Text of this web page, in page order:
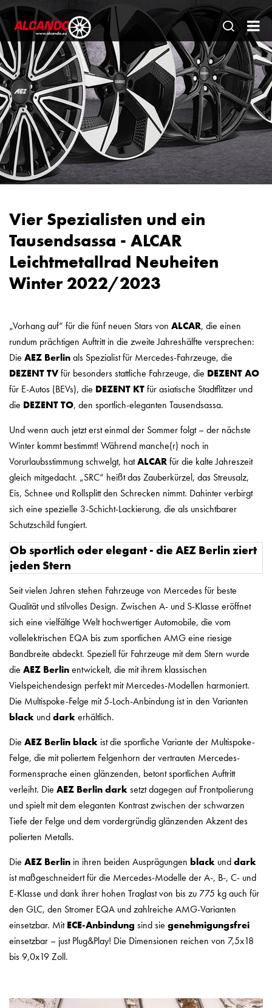
öffnen
|
Ein
für
Vier Spezialisten und ein
Tausendsassa - ALCAR
Leichtmetallrad Neuheiten
Winter 2022/2023
„Vorhang auf“ für die fünf neuen Stars von ALCAR, die einen
rundum prächtigen Auftritt in die zweite Jahreshälfte versprechen:
Die AEZ Berlinals Spezialist für Mercedes-Fahrzeuge, die
DEZENTTVfür besonders stattliche Fahrzeuge, die DEZENTAO
für E-Autos (BEVs), die DEZENT KTfür asiatische Stadtflitzer und
die DEZENTTO, den sportlich-eleganten Tausendsassa.
Und wenn auch jetzt erst einmal der Sommer folgt – der nächste
Winter kommt bestimmt! Während manche(r) noch in
Vorurlaubsstimmung schwelgt, hatALCARfür die kalte Jahreszeit
gleich mitgedacht. „SRC“ heißt das Zauberkürzel, das Streusalz,
Eis, Schnee und Rollsplitt den Schrecken nimmt. Dahinter verbirgt
sich eine spezielle 3-Schicht-Lackierung, die als unsichtbarer
Schutzschild fungiert.
Ob sportlich oder elegant - die AEZ Berlin ziert
jeden Stern
Seit vielen Jahren stehen Fahrzeuge von Mercedes für beste
Qualität und stilvolles Design. Zwischen A- und S-Klasse eröffnet
sich eine vielfältige Welt hochwertiger Automobile, die vom
vollelektrischen EQA bis zum sportlichen AMG eine riesige
Bandbreite abdeckt. Speziell für Fahrzeuge mit dem Stern wurde
die AEZ Berlinentwickelt, die mit ihrem klassischen
Vielspeichendesign perfekt mit Mercedes-Modellen harmoniert.
Die Multispoke-Felge mit 5-Loch-Anbindung ist in den Varianten
black unddarkerhältlich.
Die AEZ Berlin black ist die sportliche Variante der Multispoke-
Felge, die mit poliertem Felgenhorn der vertrauten Mercedes-
Formensprache einen glänzenden, betont sportlichen Auftritt
verleiht. Die AEZ Berlin darksetzt dagegen auf Frontpolierung
und spielt mit dem eleganten Kontrast zwischen der schwarzen
Tiefe der Felge und dem vordergründig glänzenden Akzent des
polierten Metalls.
Die AEZ Berlin in ihren beiden Ausprägungen black unddark
ist maßgeschneidert für die Mercedes-Modelle der A-, B-, C- und
E-Klasse und dank ihrer hohen Traglast von bis zu 775 kg auch für
den GLC, den Stromer EQA und zahlreiche AMG-Varianten
einsetzbar. MitECE-Anbindung sind sie genehmigungsfrei
einsetzbar – just Plug&Play! Die Dimensionen reichen von 7,5x18
bis 9,0x19 Zoll.